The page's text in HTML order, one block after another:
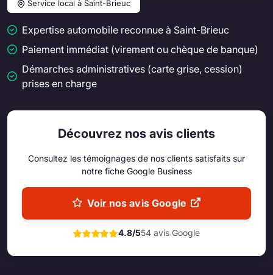
Service local à Saint-Brieuc
Expertise automobile reconnue à Saint-Brieuc
Paiement immédiat (virement ou chèque de banque)
Démarches administratives (carte grise, cession)
prises en charge
Découvrez nos avis clients
Consultez les témoignages de nos clients satisfaits sur
notre fiche Google Business
Voir nos avis Google
4.8/554 avis Google